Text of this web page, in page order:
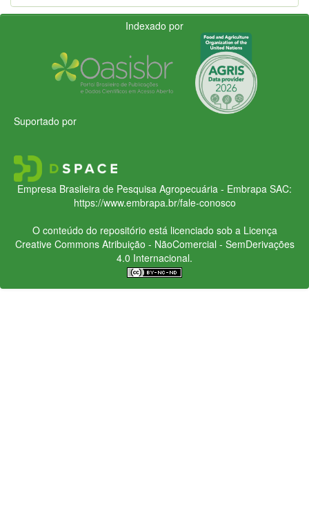
Indexado por
Suportado por
Empresa Brasileira de Pesquisa Agropecuária - Embrapa SAC:
https://www.embrapa.br/fale-conosco
O conteúdo do repositório está licenciado sob a Licença
Creative CommonsAtribuição - NãoComercial - SemDerivações
4.0 Internacional.